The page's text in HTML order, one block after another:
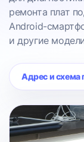
ремонта плат
Android-
и другие
Адрес и схема